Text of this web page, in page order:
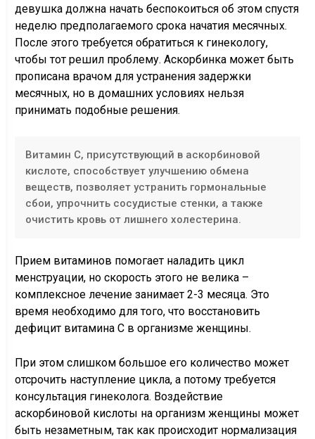
девушка должна начать беспокоиться об этом спустя
неделю предполагаемого срока начатия месячных.
После этого требуется обратиться к гинекологу,
чтобы тот решил проблему. Аскорбинка может быть
прописана врачом для устранения задержки
месячных, но в домашних условиях нельзя
принимать подобные решения.
Витамин С, присутствующий в аскорбиновой
кислоте, способствует улучшению обмена
веществ, позволяет устранить гормональные
сбои, упрочнить сосудистые стенки, а также
очистить кровь от лишнего холестерина.
Прием витаминов помогает наладить цикл
менструации, но скорость этого не велика –
комплексное лечение занимает 2-3 месяца. Это
время необходимо для того, что восстановить
дефицит витамина С в организме женщины.
При этом слишком большое его количество может
отсрочить наступление цикла, а потому требуется
консультация гинеколога. Воздействие
аскорбиновой кислоты на организм женщины может
быть незаметным, так как происходит нормализация